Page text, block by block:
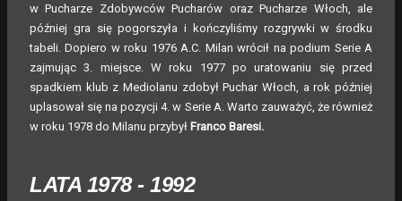
w Pucharze Zdobywców Pucharów oraz Pucharze Włoch, ale
później gra się pogorszyła i kończyliśmy rozgrywki w środku
tabeli. Dopiero w roku 1976 A.C. Milan wrócił na podium Serie A
zajmując 3. miejsce. W roku 1977 po uratowaniu się przed
spadkiem klub z Mediolanu zdobył Puchar Włoch, a rok później
uplasował się na pozycji 4. w Serie A. Warto zauważyć, że również
w roku 1978 do Milanu przybył Franco Baresi.
LATA 1978 - 1992